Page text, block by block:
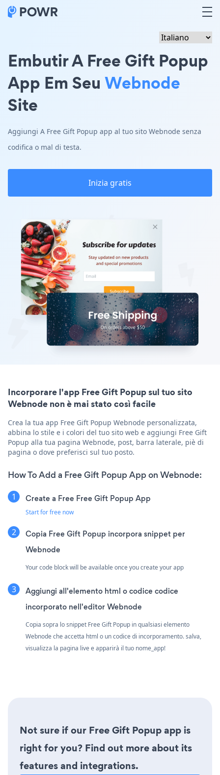
Embutir A Free Gift Popup
App Em Seu Webnode
Site
Aggiungi A Free Gift Popup app al tuo sito Webnode senza
codifica o mal di testa.
Inizia gratis
Incorporare l'app Free Gift Popup sul tuo sito
Webnode non è mai stato così facile
Crea la tua app Free Gift Popup Webnode personalizzata,
abbina lo stile e i colori del tuo sito web e aggiungi Free Gift
Popup alla tua pagina Webnode, post, barra laterale, piè di
pagina o dove preferisci sul tuo posto.
How To Add a Free Gift Popup App on Webnode:
Create a Free Free Gift Popup App
Start for free now
Copia Free Gift Popup incorpora snippet per
Webnode
Your code block will be available once you create your app
Aggiungi all'elemento html o codice codice
incorporato nell'editor Webnode
Copia sopra lo snippet Free Gift Popup in qualsiasi elemento
Webnode che accetta html o un codice di incorporamento. salva,
visualizza la pagina live e apparirà il tuo nome_app!
Not sure if our Free Gift Popup app is
right for you? Find out more about its
features and integrations.